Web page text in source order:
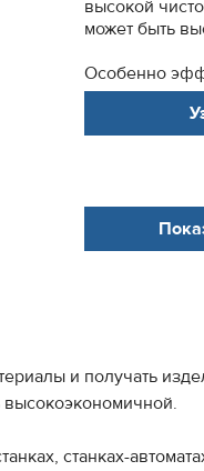
высокой
может быть
Особенно
и получать
станках-